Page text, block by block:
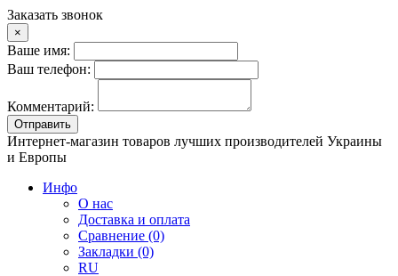
Заказать звонок
×
Ваше имя:
Ваш телефон:
Комментарий:
Отправить
Интернет-магазин товаров лучших производителей Украины
и Европы
Инфо
О нас
Доставка и оплата
Сравнение (0)
Закладки (0)
RU